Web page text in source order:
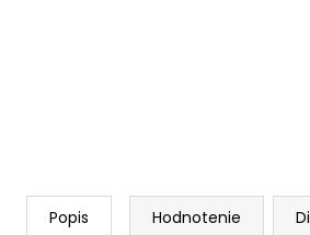
Popis Hodnotenie